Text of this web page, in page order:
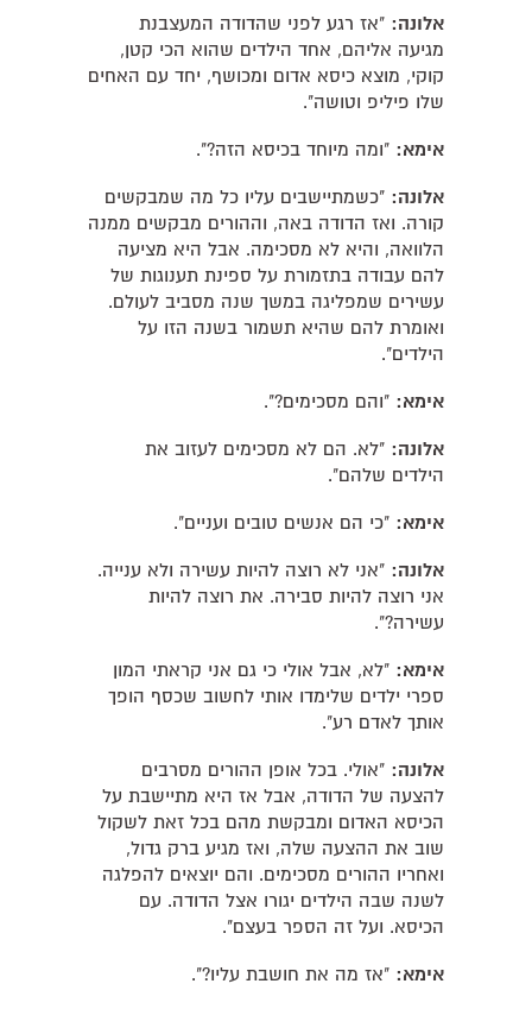
אלונה: "אז רגע לפני שהדודה המעצבנת
מגיעה אליהם, אחד הילדים שהוא הכי קטן,
קוקי, מוצא כיסא אדום ומכושף, יחד עם האחים
שלו פיליפ וטושה".
אימא: "ומה מיוחד בכיסא הזה?".
אלונה: "כשמתיישבים עליו כל מה שמבקשים
קורה. ואז הדודה באה, וההורים מבקשים ממנה
הלוואה, והיא לא מסכימה. אבל היא מציעה
להם עבודה בתזמורת על ספינת תענוגות של
עשירים שמפליגה במשך שנה מסביב לעולם.
ואומרת להם שהיא תשמור בשנה הזו על
הילדים".
אימא: "והם מסכימים?".
אלונה: "לא. הם לא מסכימים לעזוב את
הילדים שלהם".
אימא: "כי הם אנשים טובים ועניים".
אלונה: "אני לא רוצה להיות עשירה ולא ענייה.
אני רוצה להיות סבירה. את רוצה להיות
עשירה?".
אימא: "לא, אבל אולי כי גם אני קראתי המון
ספרי ילדים שלימדו אותי לחשוב שכסף הופך
אותך לאדם רע".
אלונה: "אולי. בכל אופן ההורים מסרבים
להצעה של הדודה, אבל אז היא מתיישבת על
הכיסא האדום ומבקשת מהם בכל זאת לשקול
שוב את ההצעה שלה, ואז מגיע ברק גדול,
ואחריו ההורים מסכימים. והם יוצאים להפלגה
לשנה שבה הילדים יגורו אצל הדודה. עם
הכיסא. ועל זה הספר בעצם".
אימא: "אז מה את חושבת עליו?".